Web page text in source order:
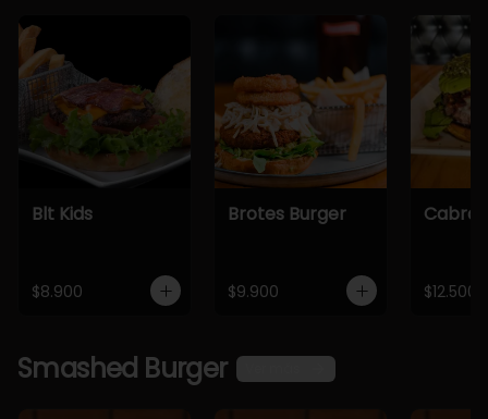
Blt Kids
$8.900
Brotes Burger
$9.900
Cabra
$12.500
Smashed Burger